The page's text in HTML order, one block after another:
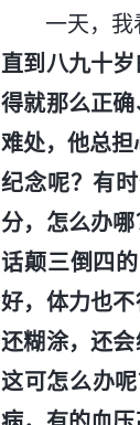
一天，我
直到八九十
得就那么正
难处，他总
纪念呢？有
分，怎么办
话颠三倒四
好，体力也
还糊涂，还
这可怎么办